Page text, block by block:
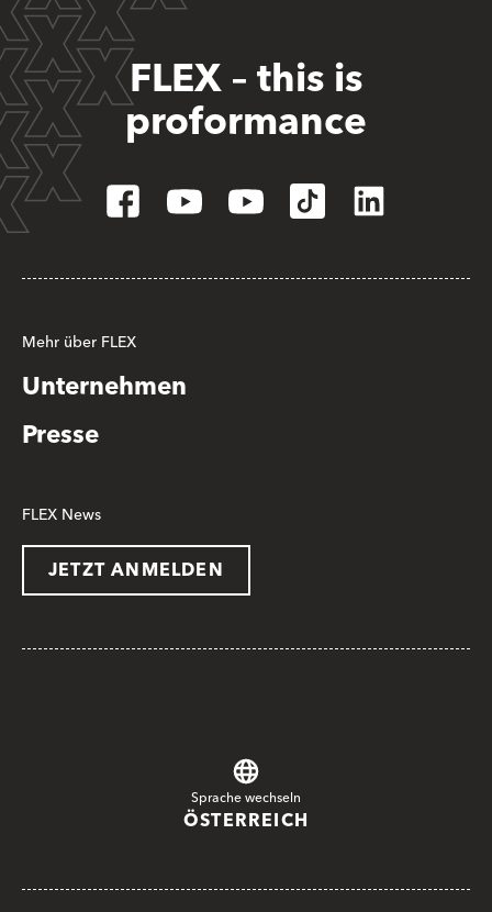
FLEX – this is
proformance
Mehr über FLEX
Unternehmen
Presse
FLEX News
JETZT ANMELDEN
Sprache wechseln
ÖSTERREICH